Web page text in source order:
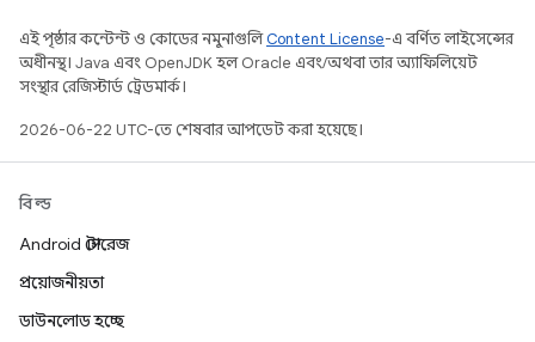
এই পৃষ্ঠার কন্টেন্ট ও কোডের নমুনাগুলিContent License-এ বর্ণিত লাইসেন্সের
অধীনস্থ। Java এবং OpenJDK হল Oracle এবং/অথবা তার অ্যাফিলিয়েট
সংস্থার রেজিস্টার্ড ট্রেডমার্ক।
2026-06-22 UTC-তে শেষবার আপডেট করা হয়েছে।
বিল্ড
Android স্টোরেজ
প্রয়োজনীয়তা
ডাউনলোড হচ্ছে